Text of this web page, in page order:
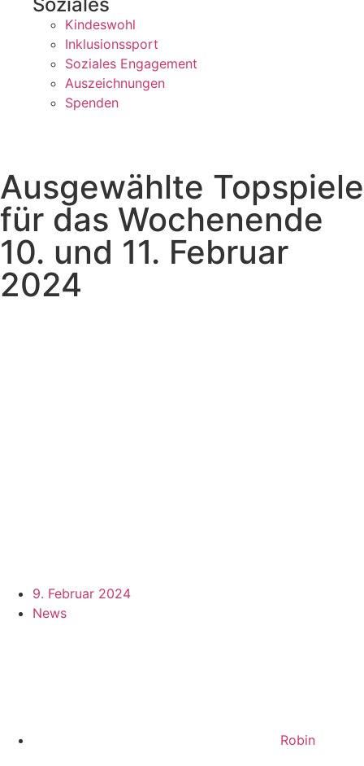
Kindeswohl
Inklusionssport
Soziales Engagement
Auszeichnungen
Spenden
Ausgewählte Topspiele
für das Wochenende
10. und 11. Februar
2024
9. Februar 2024
News
Robin